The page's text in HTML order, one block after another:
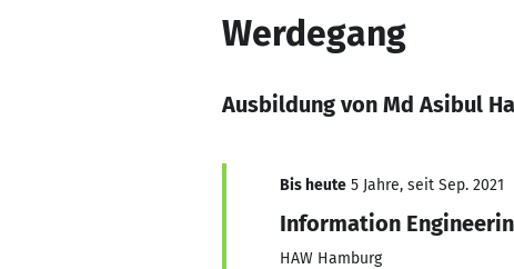
Werdegang
Ausbildung von Md Asibul
Bis heute 5 Jahre, seit Sep. 2021
Information
HAW Hamburg